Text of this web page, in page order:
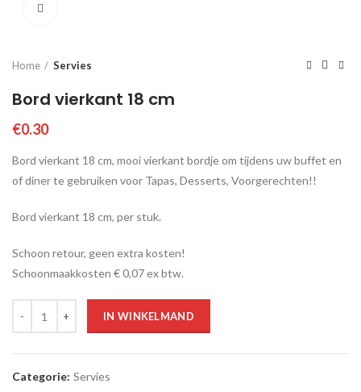
Home Servies
Bord vierkant 18 cm
€0.30
Bord vierkant 18 cm, mooi vierkant bordje om tijdens uw buffet en
of diner te gebruiken voor Tapas, Desserts, Voorgerechten!!
Bord vierkant 18 cm, per stuk.
Schoon retour, geen extra kosten!
Schoonmaakkosten € 0,07 ex btw.
IN WINKELMAND
Categorie: Servies